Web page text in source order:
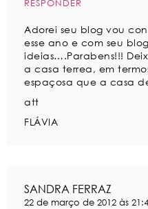
RESPONDER
Adorei seu blog vou
esse ano e com seu
ideias….Parabens!!!
a casa terrea, em
espaçosa que a casa
att
FLÁVIA
SANDRA FERRAZ
22 de março de 2012 às